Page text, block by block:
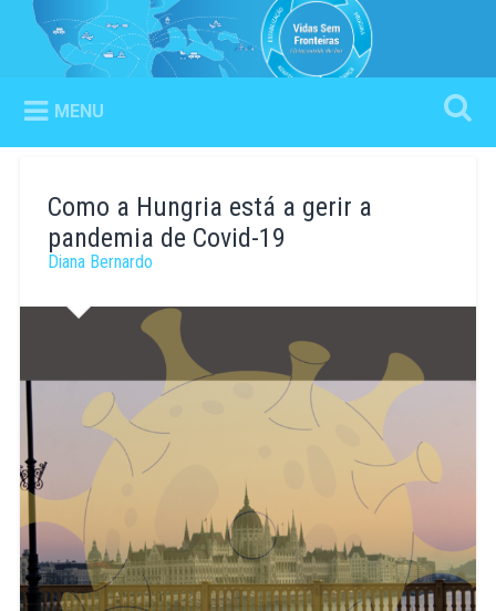
conteúdo
PesquisaVidas Sem Fronteiras
Living outside the box
MENU
Como a Hungria está a gerir a
pandemia de Covid-19
Diana Bernardo